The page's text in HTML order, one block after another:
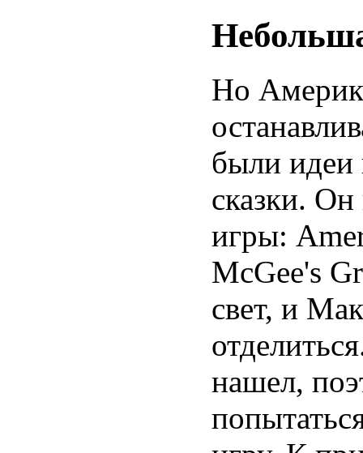
Но
были идеи
сказки. Он
игры:
McGee's
свет, и
нашел,